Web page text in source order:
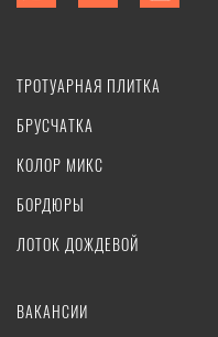
ТРОТУАРНАЯ ПЛИТКА
БРУСЧАТКА
КОЛОР МИКС
БОРДЮРЫ
ЛОТОК ДОЖДЕВОЙ
ВАКАНСИИ